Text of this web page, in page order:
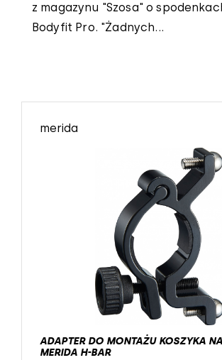
z magazynu "Szosa" o
Bodyfit Pro. "Żadnych...
merida
ADAPTER DO MONTAŻU KOSZYKA
MERIDA H-BAR